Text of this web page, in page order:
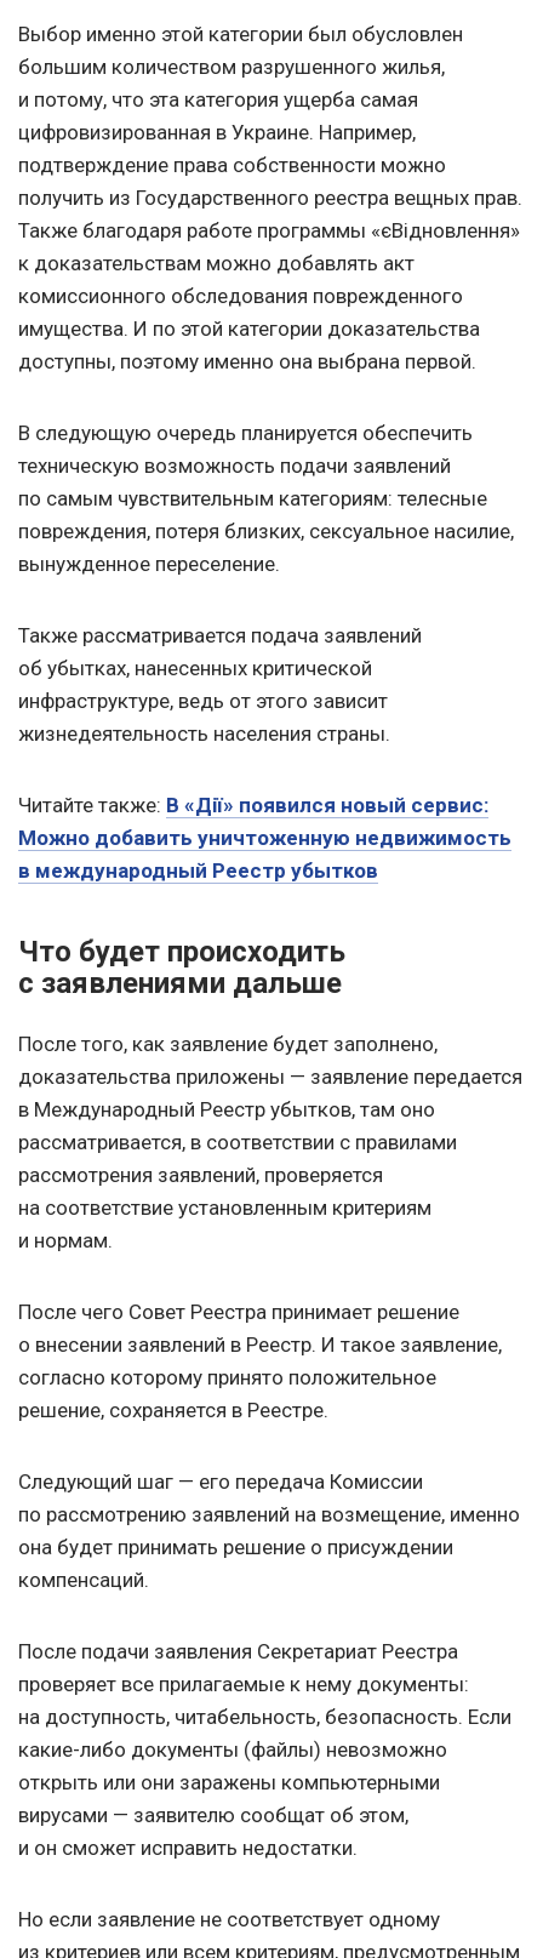
Выбор именно этой категории был обусловлен
большим количеством разрушенного жилья,
и потому, что эта категория ущерба самая
цифровизированная в Украине. Например,
подтверждение права собственности можно
получить из Государственного реестра вещных прав.
Также благодаря работе программы «єВідновлення»
к доказательствам можно добавлять акт
комиссионного обследования поврежденного
имущества. И по этой категории доказательства
доступны, поэтому именно она выбрана первой.
В следующую очередь планируется обеспечить
техническую возможность подачи заявлений
по самым чувствительным категориям: телесные
повреждения, потеря близких, сексуальное насилие,
вынужденное переселение.
Также рассматривается подача заявлений
об убытках, нанесенных критической
инфраструктуре, ведь от этого зависит
жизнедеятельность населения страны.
Читайте также: В «Дії» появился новый сервис:
Можно добавить уничтоженную недвижимость
в международный Реестр убытков
Что будет происходить
с заявлениями дальше
После того, как заявление будет заполнено,
доказательства приложены — заявление передается
в Международный Реестр убытков, там оно
рассматривается, в соответствии с правилами
рассмотрения заявлений, проверяется
на соответствие установленным критериям
и нормам.
После чего Совет Реестра принимает решение
о внесении заявлений в Реестр. И такое заявление,
согласно которому принято положительное
решение, сохраняется в Реестре.
Следующий шаг — его передача Комиссии
по рассмотрению заявлений на возмещение, именно
она будет принимать решение о присуждении
компенсаций.
После подачи заявления Секретариат Реестра
проверяет все прилагаемые к нему документы:
на доступность, читабельность, безопасность. Если
какие-либо документы (файлы) невозможно
открыть или они заражены компьютерными
вирусами — заявителю сообщат об этом,
и он сможет исправить недостатки.
Но если заявление не соответствует одному
из критериев или всем критериям, предусмотренным